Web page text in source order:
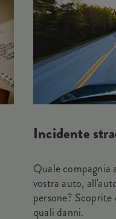
Incidente
Quale compagnia
vostra auto,
persone?
quali danni.